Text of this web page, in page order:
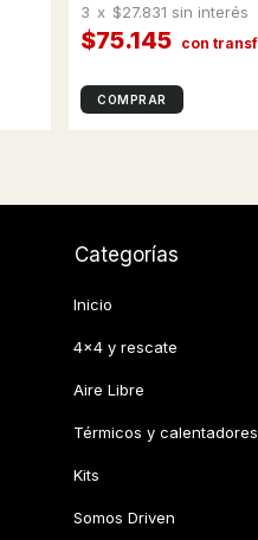
$75.145
3 x $27.831 sin interés
Categorías
Inicio
4x4 y rescate
Aire Libre
Térmicos y calentadores
Kits
Somos Driven